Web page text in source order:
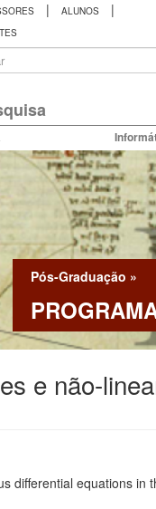
| ALUNOS |
Pós-Graduação »
e não-
differential equations in